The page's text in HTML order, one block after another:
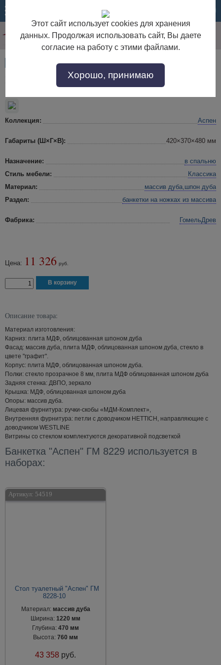
54515
Банкетка "Аспен" ГМ 8229
Коллекция: Аспен
Габариты (Ш×Г×В): 420×370×480 мм
Назначение:
в спальню
Стиль мебели:
Классика
Материал:
массив дуба,шпон дуба
Раздел:
банкетки на ножках из массива
Фабрика: ГомельДрев
Цена: 11 326 руб.
Описание товара:
Материал изготовления:
Карниз: плита МДФ, облицованная шпоном дуба
Фасад: массив дуба, плита МДФ, облицованная шпоном дуба, стекло в
цвете "графит".
Корпус: плита МДФ, облицованная шпоном дуба.
Полки: стекло прозрачное 8 мм, плита МДФ облицованная шпоном дуба
Задняя стенка: ДВПО, зеркало
Крышка: МДФ, облицованная шпоном дуба
Опоры: массив дуба.
Лицевая фурнитура: ручки-скобы «МДМ-Комплект»,
Внутренняя фурнитура: петли с доводчиком HETTICH, направляющие с
доводчиком WESTLINE
Витрины со стеклом комплектуются декоративной подсветкой
Банкетка "Аспен" ГМ 8229 используется в
наборах:
Артикул: 54519
Стол туалетный "Аспен" ГМ
8228-10
Материал: массив дуба
Ширина:1220 мм
Глубина:470 мм
Высота:760 мм
43 358 руб.
Этот сайт использует cookies для хранения
данных. Продолжая использовать сайт, Вы даете
согласие на работу с этими файлами.
Хорошо, принимаю